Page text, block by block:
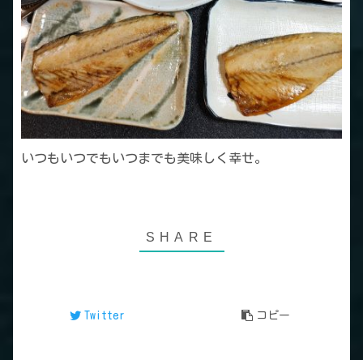
いつもいつでもいつまでも美味しく幸せ。
Twitter コピー